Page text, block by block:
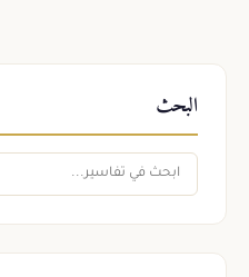
البحث